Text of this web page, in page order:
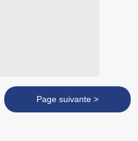
Page suivante >